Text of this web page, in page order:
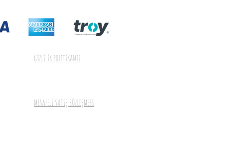
GİZLİLİK POLİTİKAMIZ
MESAFELİ SATIŞ SÖZLEŞMESİ